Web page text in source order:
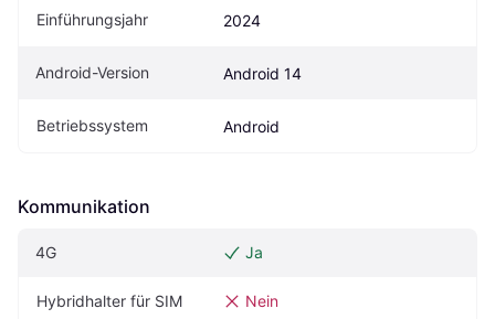
Einführungsjahr 2024
Android-Version Android 14
Betriebssystem Android
Kommunikation
4G Ja
Hybridhalter für SIM Nein